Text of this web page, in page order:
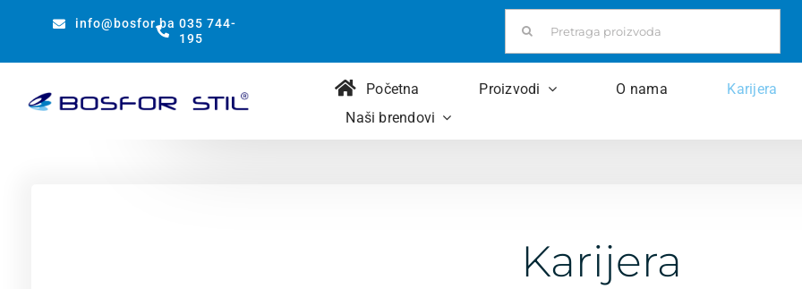
info@bosfor.ba 035 744-
195
Pretraži:
Početna Proizvodi O nama Karijera
Naši brendovi
Karijera